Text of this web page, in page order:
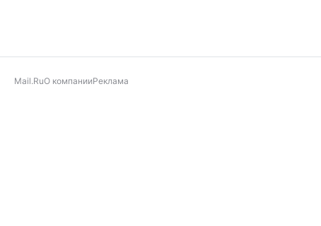
Mail.RuО компанииРеклама